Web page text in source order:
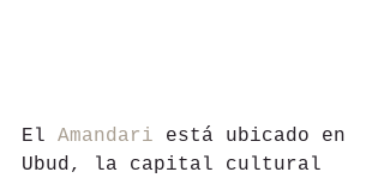
El Amandari está ubicado en
Ubud, la capital cultural